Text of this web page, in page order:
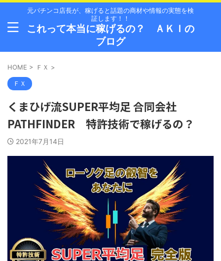
元パチンコ店長が、稼げると話題の商材や情報の実態を検
証します！！
これって本当に稼げるの？ ＡＫＩの
ブログ
HOME > ＦＸ >
ＦＸ
くまひげ流SUPER平均足 合同会社
PATHFINDER 特許技術で稼げるの？
2021年7月14日